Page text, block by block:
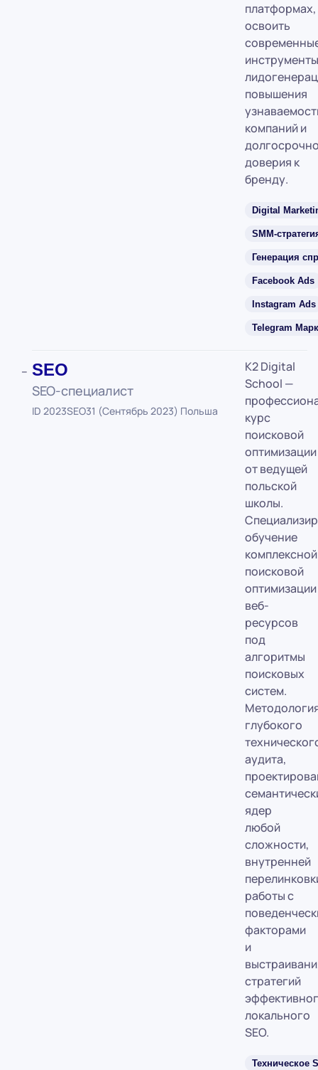
платформах,
освоить
инструменты
повышения
компаний и
доверия к
бренду.
Digital
SMM-
Генерация
Facebook Ads
Instagram Ads
Telegram
SEO
SEO-специалист
ID 2023SEO31 (Сентябрь 2023) Польша
K2 Digital
School —
курс
поисковой
оптимизации
от ведущей
польской
школы.
обучение
комплексной
поисковой
оптимизации
веб-
ресурсов
под
алгоритмы
поисковых
систем.
глубокого
аудита,
ядер
любой
сложности,
внутренней
работы с
факторами
и
стратегий
локального
SEO.
Техническое